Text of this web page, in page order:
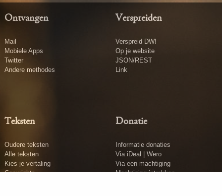
Ontvangen
Mail
Mobiele Apps
Twitter
Andere methodes
Verspreiden
Verspreid DW!
Op je website
JSON/REST
Link
Teksten
Oudere teksten
Alle teksten
Kies je vertaling
Copyrights
Donatie
Informatie donaties
Via iDeal | Wero
Via een machtiging
Machtiging intrekken